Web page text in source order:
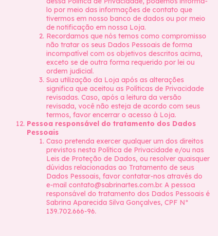
lo por meio das informações de contato que
tivermos em nosso banco de dados ou por meio
de notificação em nossa Loja.
Recordamos que nós temos como compromisso
não tratar os seus Dados Pessoais de forma
incompatível com os objetivos descritos acima,
exceto se de outra forma requerido por lei ou
ordem judicial.
Sua utilização da Loja após as alterações
significa que aceitou as Políticas de Privacidade
revisadas. Caso, após a leitura da versão
revisada, você não esteja de acordo com seus
termos, favor encerrar o acesso à Loja.
Pessoa responsável do tratamento dos Dados
Pessoais
Caso pretenda exercer qualquer um dos direitos
previstos nesta Política de Privacidade e/ou nas
Leis de Proteção de Dados, ou resolver quaisquer
dúvidas relacionadas ao Tratamento de seus
Dados Pessoais, favor contatar-nos através do
e-mail contato@sabrinartes.com.br. A pessoa
responsável do tratamento dos Dados Pessoais é
Sabrina Aparecida Silva Gonçalves, CPF Nº
139.702.666-96.